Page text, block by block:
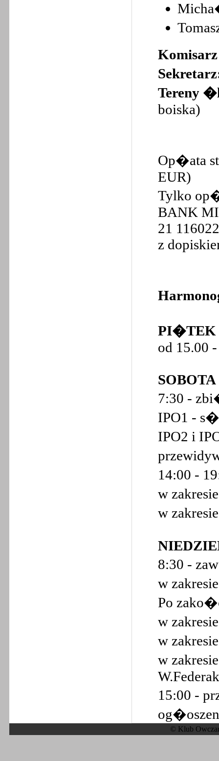
Tereny
boiska)
Op�ata
EUR)
Tylko
BANK
21
z
PI�TEK
od 15.00
SOBOTA
7:30 -
IPO1 -
IPO2 i
14:00 -
w
w
8:30 -
w
Po
w
w
w
15:00 -
© Klub